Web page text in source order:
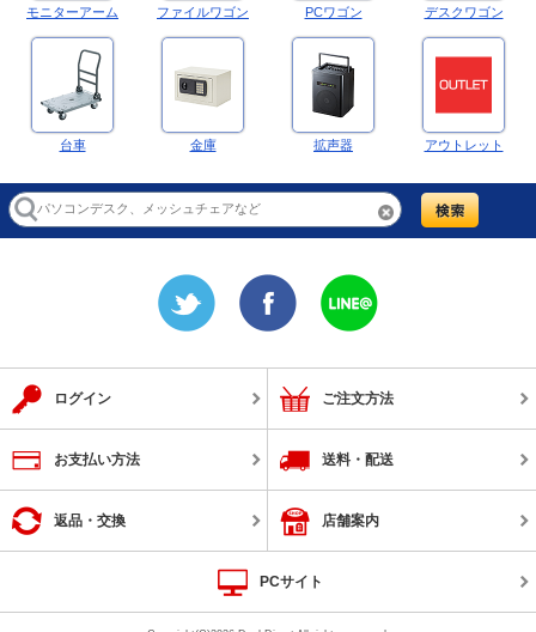
モニターアーム ファイルワゴン PCワゴン デスクワゴン
台車 金庫 拡声器 アウトレット
ログイン ご注文方法
お支払い方法 送料・配送
返品・交換 店舗案内
PCサイト